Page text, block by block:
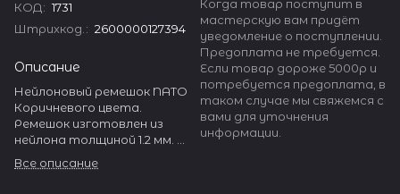
КОД: 1731
Штрихкод. : 2600000127394
Описание
Нейлоновый ремешок NATO
Коричневого цвета.
Ремешок изготовлен из
нейлона толщиной 1.2 мм.
выполнена из нержавеющей
Все описание
Когда товар поступит в
мастерскую вам придёт
уведомление о поступлении.
Предоплата не требуется.
Если товар дороже 5000р и
потребуется предоплата, в
таком случае мы свяжемся с
вами для уточнения
информации.